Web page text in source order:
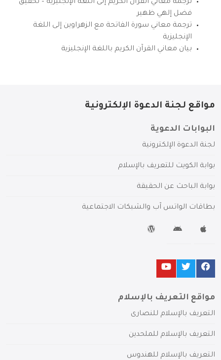
ترجمة معاني القرآن الكريم إلى اللغة الإنجليزية – تحقيق
فضل إلهي ظهير
ترجمة معاني سورة الفاتحة مع الزهراوين إلى اللغة
الإنجليزية
بيان معاني القرآن الكريم باللغة الإنجليزية
مواقع لجنة الدعوة الإلكترونية
البوابات الدعوية
لجنة الدعوة الإلكترونية
بوابة الكويت للتعريف بالإسلام
بوابة الباحث عن الحقيقة
بطاقات الواتس آب والشبكات الاجتماعية
مواقع التعريف بالإسلام
التعريف بالإسلام للنصارى
التعريف بالإسلام للملحدين
التعريف بالإسلام للهندوس